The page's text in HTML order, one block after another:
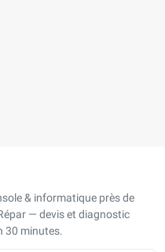
& informatique près de
— devis et diagnostic
30 minutes.